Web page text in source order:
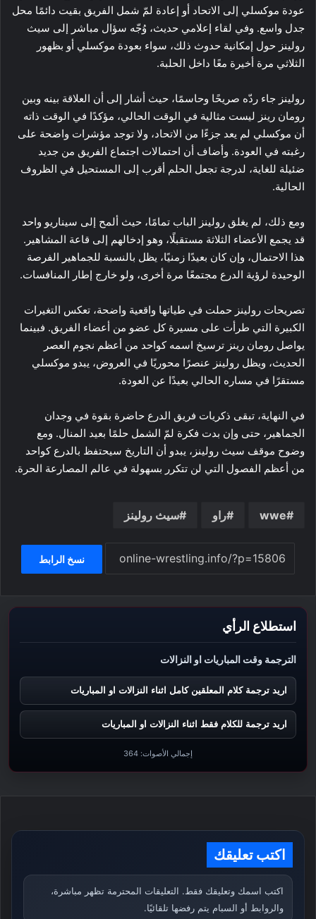
عودة موكسلي إلى الاتحاد أو إعادة لمّ شمل الفريق بقيت دائمًا محل
جدل واسع. وفي لقاء إعلامي حديث، وُجّه سؤال مباشر إلى سيث
رولينز حول إمكانية حدوث ذلك، سواء بعودة موكسلي أو بظهور
الثلاثي مرة أخيرة معًا داخل الحلبة.
رولينز جاء ردّه صريحًا وحاسمًا، حيث أشار إلى أن العلاقة بينه وبين
رومان رينز ليست مثالية في الوقت الحالي، مؤكدًا في الوقت ذاته
أن موكسلي لم يعد جزءًا من الاتحاد، ولا توجد مؤشرات واضحة على
رغبته في العودة. وأضاف أن احتمالات اجتماع الفريق من جديد
ضئيلة للغاية، لدرجة تجعل الحلم أقرب إلى المستحيل في الظروف
الحالية.
ومع ذلك، لم يغلق رولينز الباب تمامًا، حيث ألمح إلى سيناريو واحد
قد يجمع الأعضاء الثلاثة مستقبلًا، وهو إدخالهم إلى قاعة المشاهير.
هذا الاحتمال، وإن كان بعيدًا زمنيًا، يظل بالنسبة للجماهير الفرصة
الوحيدة لرؤية الدرع مجتمعًا مرة أخرى، ولو خارج إطار المنافسات.
تصريحات رولينز حملت في طياتها واقعية واضحة، تعكس التغيرات
الكبيرة التي طرأت على مسيرة كل عضو من أعضاء الفريق. فبينما
يواصل رومان رينز ترسيخ اسمه كواحد من أعظم نجوم العصر
الحديث، ويظل رولينز عنصرًا محوريًا في العروض، يبدو موكسلي
مستقرًا في مساره الحالي بعيدًا عن العودة.
في النهاية، تبقى ذكريات فريق الدرع حاضرة بقوة في وجدان
الجماهير، حتى وإن بدت فكرة لمّ الشمل حلمًا بعيد المنال. ومع
وضوح موقف سيث رولينز، يبدو أن التاريخ سيحتفظ بالدرع كواحد
من أعظم الفصول التي لن تتكرر بسهولة في عالم المصارعة الحرة.
wwe راو سيث رولينز
نسخ الرابط
استطلاع الرأي
الترجمة وقت المباريات او النزالات
اريد ترجمة كلام المعلقين كامل اثناء النزالات او المباريات
اريد ترجمة للكلام فقط اثناء النزالات او المباريات
إجمالي الأصوات: 364
اكتب تعليقك
اكتب اسمك وتعليقك فقط. التعليقات المحترمة تظهر مباشرة،
والروابط أو السبام يتم رفضها تلقائيًا.